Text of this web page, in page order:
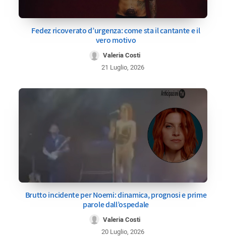
Fedez ricoverato d’urgenza: come sta il cantante e il
vero motivo
Valeria Costi
21 Luglio, 2026
Brutto incidente per Noemi: dinamica, prognosi e prime
parole dall’ospedale
Valeria Costi
20 Luglio, 2026